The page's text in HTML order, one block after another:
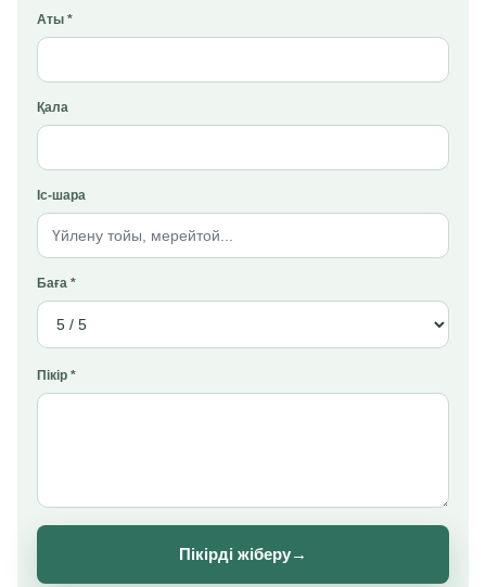
Аты *
Қала
Іс-шара
Баға *
Пікір *
Пікірді жіберу→